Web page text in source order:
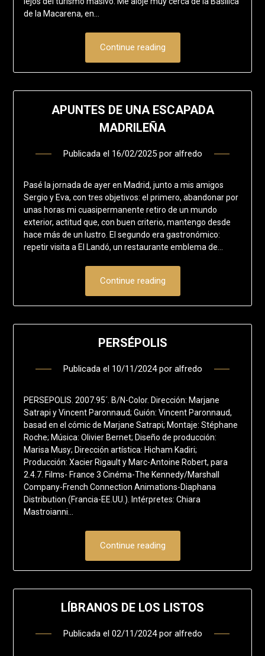
de la Macarena, en…
Continue reading
APUNTES DE UNA ESCAPADA
MADRILEÑA
Publicada el 16/02/2025por alfredo
Pasé la jornada de ayer en Madrid, junto a mis amigos
Sergio y Eva, con tres objetivos: el primero, abandonar por
unas horas mi cuasipermanente retiro de un mundo
exterior, actitud que, con buen criterio, mantengo desde
hace más de un lustro. El segundo era gastronómico:
repetir visita a El Landó, un restaurante emblema de…
Continue reading
PERSÉPOLIS
Publicada el 10/11/2024por alfredo
PERSEPOLIS. 2007.95´. B/N-Color. Dirección: Marjane
Satrapi y Vincent Paronnaud; Guión: Vincent Paronnaud,
basad en el cómic de Marjane Satrapi; Montaje: Stéphane
Roche; Música: Olivier Bernet; Diseño de producción:
Marisa Musy; Dirección artística: Hicham Kadiri;
Producción: Xacier Rigault y Marc-Antoine Robert, para
2.4.7. Films- France 3 Cinéma-The Kennedy/Marshall
Company-French Connection Animations-Diaphana
Distribution (Francia-EE.UU.). Intérpretes: Chiara
Mastroianni…
Continue reading
LÍBRANOS DE LOS LISTOS
Publicada el 02/11/2024por alfredo